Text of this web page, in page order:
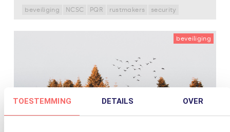
TOESTEMMING DETAILS OVER
beveiliging NCSC PQR rustmakers security
beveiliging